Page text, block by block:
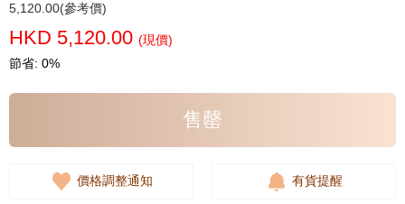
5,120.00(參考價)
HKD 5,120.00 (現價)
節省: 0%
售罄
價格調整通知 有貨提醒